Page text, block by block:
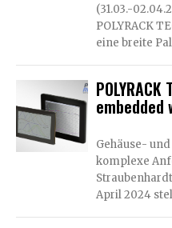
(31.03.-
POLYRACK
eine breite
Gehäuse-
komplexe
April 2024